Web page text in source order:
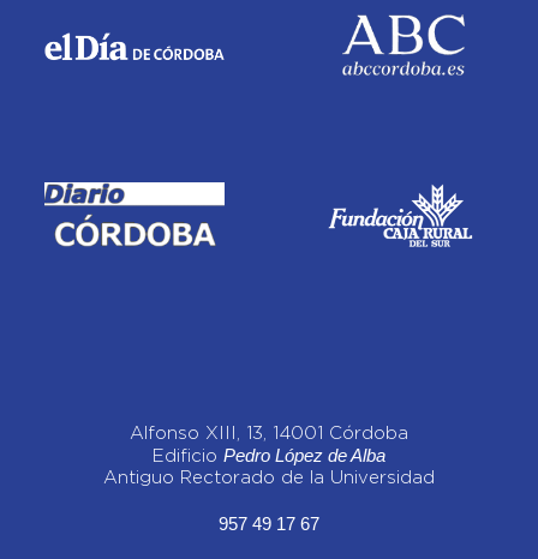
Alfonso XIII, 13, 14001 Córdoba
Edificio Pedro López de Alba
Antiguo Rectorado de la Universidad
957 49 17 67